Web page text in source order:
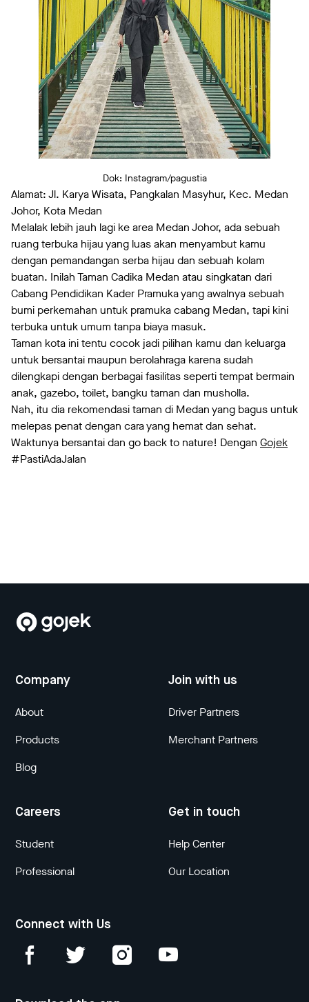
Dok: Instagram/pagustia
Alamat: Jl. Karya Wisata, Pangkalan Masyhur, Kec. Medan
Johor, Kota Medan
Melalak lebih jauh lagi ke area Medan Johor, ada sebuah
ruang terbuka hijau yang luas akan menyambut kamu
dengan pemandangan serba hijau dan sebuah kolam
buatan. Inilah Taman Cadika Medan atau singkatan dari
Cabang Pendidikan Kader Pramuka yang awalnya sebuah
bumi perkemahan untuk pramuka cabang Medan, tapi kini
terbuka untuk umum tanpa biaya masuk.
Taman kota ini tentu cocok jadi pilihan kamu dan keluarga
untuk bersantai maupun berolahraga karena sudah
dilengkapi dengan berbagai fasilitas seperti tempat bermain
anak, gazebo, toilet, bangku taman dan musholla.
Nah, itu dia rekomendasi taman di Medan yang bagus untuk
melepas penat dengan cara yang hemat dan sehat.
Waktunya bersantai dan go back to nature! Dengan Gojek
#PastiAdaJalan
Company
About
Products
Blog
Join with us
Driver Partners
Merchant Partners
Careers
Student
Professional
Get in touch
Help Center
Our Location
Connect with Us